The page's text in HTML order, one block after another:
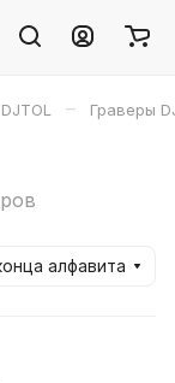
– Граверы
алфавита